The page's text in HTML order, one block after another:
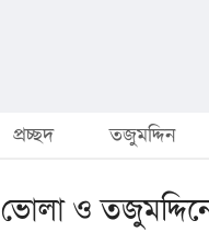
প্রচ্ছদ তজুমদ্দিন
ভোলা ও